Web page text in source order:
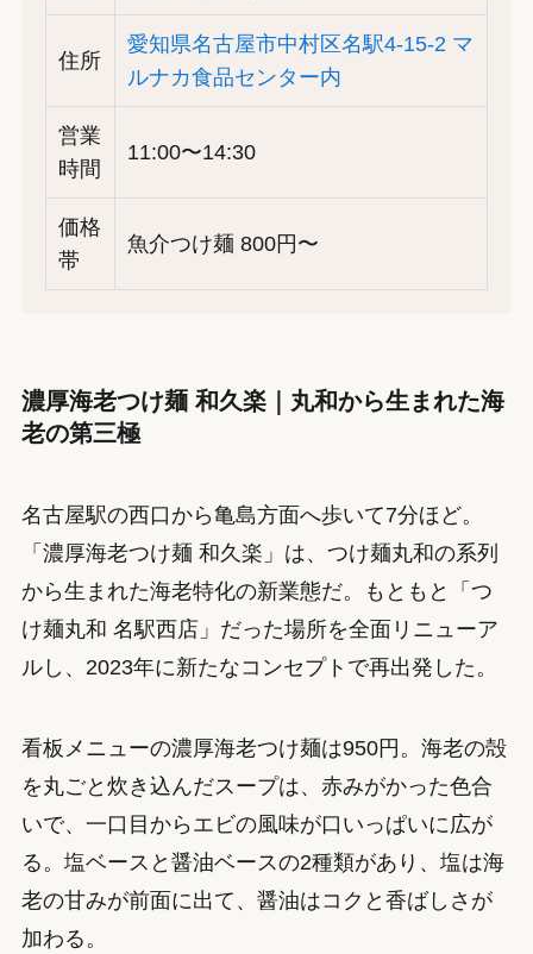
住所
愛知県名古屋市中村区名駅4-15-2 マ
ルナカ食品センター内
営業
時間
11:00〜14:30
価格
帯
魚介つけ麺 800円〜
濃厚海老つけ麺 和久楽｜丸和から生まれた海
老の第三極
名古屋駅の西口から亀島方面へ歩いて7分ほど。
「濃厚海老つけ麺 和久楽」は、つけ麺丸和の系列
から生まれた海老特化の新業態だ。もともと「つ
け麺丸和 名駅西店」だった場所を全面リニューア
ルし、2023年に新たなコンセプトで再出発した。
看板メニューの濃厚海老つけ麺は950円。海老の殻
を丸ごと炊き込んだスープは、赤みがかった色合
いで、一口目からエビの風味が口いっぱいに広が
る。塩ベースと醤油ベースの2種類があり、塩は海
老の甘みが前面に出て、醤油はコクと香ばしさが
加わる。